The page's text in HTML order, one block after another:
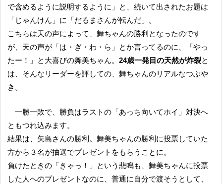
で含めるように説明するように」と、続いて出されたお題は
「じゃんけん」に「だるまさんが転んだ」。
こちらは天の声によって、舞ちゃんの勝利となったのです
が、天の声が「は・ぎ・わ・ら」とか言ってるのに、「やっ
たー！」と大喜びの舞美ちゃん。 24歳一発目の天然が炸裂と
は、そんなリーダーを評しての、舞ちゃんのリアルなつぶや
き。
一勝一敗で、勝負はラストの「あっち向いてホイ」対決へ
ともつれ込みます。
結果は、矢島さんの勝利。舞美ちゃんの勝利に投票していた
方から３名が抽選でプレゼントをもらうことに。
負けたときの「きゃっ！」という悲鳴も、舞美ちゃんに投票
した人へのプレゼントなのに、普通に自分で渡そうとして、